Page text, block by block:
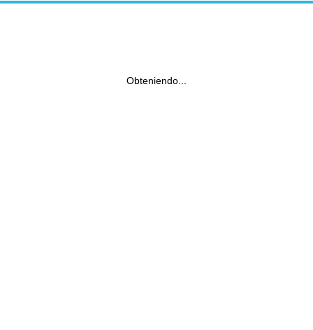
Obteniendo...